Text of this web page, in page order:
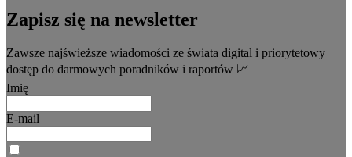
Zapisz się na newsletter
Zawsze najświeższe wiadomości ze świata digital i priorytetowy
dostęp do darmowych poradników i raportów 📈
Imię
E-mail